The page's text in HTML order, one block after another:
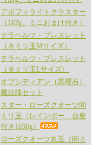
アポフィライトクラスター
（182g、ミニおまけ付き）
テラヘルツ・ブレスレット
（８ミリ玉Mサイズ）
テラヘルツ・ブレスレット
（８ミリ玉Lサイズ）
オブシディアン（黒曜石）
魔法陣セット
スター・ローズクオーツ90
ミリ玉（レインボー、台座
付き1050g）
ローズクオーツ丸玉（60ミ